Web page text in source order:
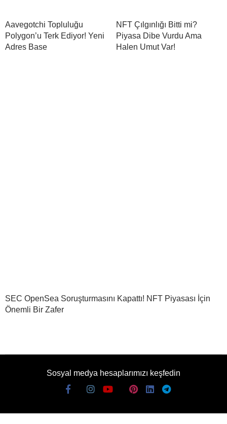
Aavegotchi Topluluğu
Polygon’u Terk Ediyor! Yeni
Adres Base
NFT Çılgınlığı Bitti mi?
Piyasa Dibe Vurdu Ama
Halen Umut Var!
SEC OpenSea Soruşturmasını Kapattı! NFT Piyasası İçin
Önemli Bir Zafer
Sosyal medya hesaplarımızı keşfedin